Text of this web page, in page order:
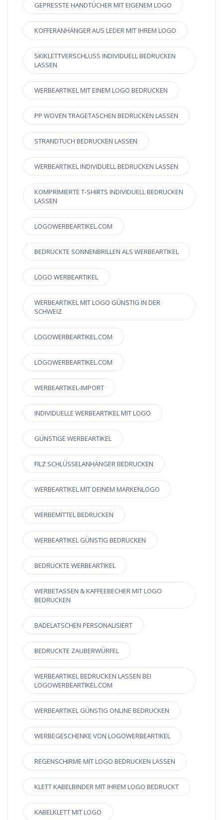
GEPRESSTE HANDTÜCHER MIT EIGENEM LOGO
KOFFERANHÄNGER AUS LEDER MIT IHREM LOGO
SKIKLETTVERSCHLUSS INDIVIDUELL BEDRUCKEN
LASSEN
WERBEARTIKEL MIT EINEM LOGO BEDRUCKEN
PP WOVEN TRAGETASCHEN BEDRUCKEN LASSEN
STRANDTUCH BEDRUCKEN LASSEN
WERBEARTIKEL INDIVIDUELL BEDRUCKEN LASSEN
KOMPRIMIERTE T-SHIRTS INDIVIDUELL BEDRUCKEN
LASSEN
LOGOWERBEARTIKEL.COM
BEDRUCKTE SONNENBRILLEN ALS WERBEARTIKEL
LOGO WERBEARTIKEL
WERBEARTIKEL MIT LOGO GÜNSTIG IN DER
SCHWEIZ
LOGOWERBEARTIKEL.COM
LOGOWERBEARTIKEL.COM
WERBEARTIKEL-IMPORT
INDIVIDUELLE WERBEARTIKEL MIT LOGO
GÜNSTIGE WERBEARTIKEL
FILZ SCHLÜSSELANHÄNGER BEDRUCKEN
WERBEARTIKEL MIT DEINEM MARKENLOGO
WERBEMITTEL BEDRUCKEN
WERBEARTIKEL GÜNSTIG BEDRUCKEN
BEDRUCKTE WERBEARTIKEL
WERBETASSEN & KAFFEEBECHER MIT LOGO
BEDRUCKEN
BADELATSCHEN PERSONALISIERT
BEDRUCKTE ZAUBERWÜRFEL
WERBEARTIKEL BEDRUCKEN LASSEN BEI
LOGOWERBEARTIKEL.COM
WERBEARTIKEL GÜNSTIG ONLINE BEDRUCKEN
WERBEGESCHENKE VON LOGOWERBEARTIKEL
REGENSCHIRME MIT LOGO BEDRUCKEN LASSEN
KLETT KABELBINDER MIT IHREM LOGO BEDRUCKT
KABELKLETT MIT LOGO